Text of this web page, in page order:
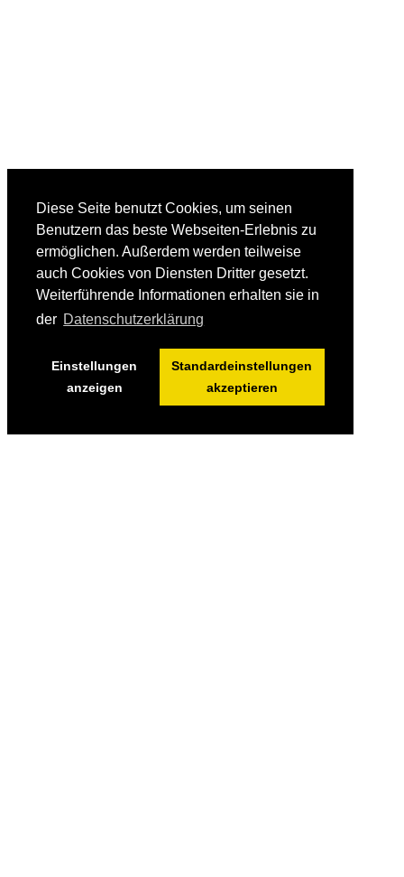
Diese Seite benutzt Cookies, um seinen
Benutzern das beste Webseiten-Erlebnis zu
ermöglichen. Außerdem werden teilweise
auch Cookies von Diensten Dritter gesetzt.
Weiterführende Informationen erhalten sie in
der Datenschutzerklärung
Einstellungen
anzeigen
Standardeinstellungen
akzeptieren